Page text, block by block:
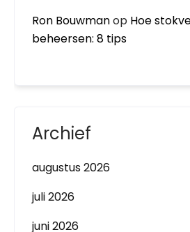
Ron Bouwmanop Hoe
beheersen: 8 tips
Archief
augustus 2026
juli 2026
juni 2026